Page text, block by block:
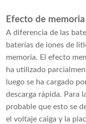
Efecto de
A diferencia de las
baterías de iones de
memoria. El efecto
ha utilizado
luego se ha cargado
descarga rápida. Para
probable que esto se
el voltaje caiga y la